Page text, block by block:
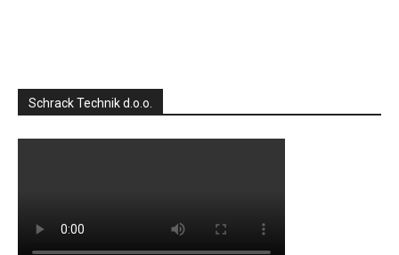
Schrack Technik d.o.o.